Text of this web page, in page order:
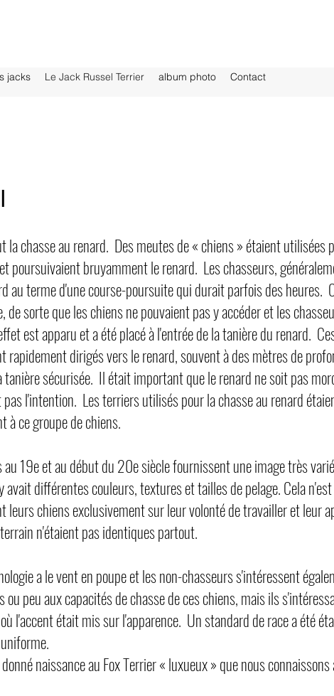
jacks Le Jack Russel Terrier album photo Contact
chasse au renard. Des meutes de « chiens » étaient utilisées
poursuivaient bruyamment le renard. Les chasseurs,
au terme d'une course-poursuite qui durait parfois des heures.
de sorte que les chiens ne pouvaient pas y accéder et les
est apparu et a été placé à l'entrée de la tanière du renard.
dirigés vers le renard, souvent à des mètres de
sécurisée. Il était important que le renard ne soit pas
l'intention. Les terriers utilisés pour la chasse au renard
à ce groupe de chiens.
19e et au début du 20e siècle fournissent une image très
avait différentes couleurs, textures et tailles de pelage. Cela
leurs chiens exclusivement sur leur volonté de travailler et leur
n'étaient pas identiques partout.
a le vent en poupe et les non-chasseurs s'intéressent
peu aux capacités de chasse de ces chiens, mais ils
l'accent était mis sur l'apparence. Un standard de race a été
naissance au Fox Terrier « luxueux » que nous connaissons